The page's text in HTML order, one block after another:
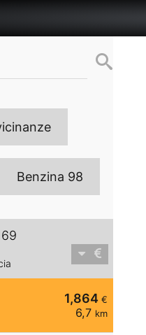
Benzina 98
1,864 €
6,7 km